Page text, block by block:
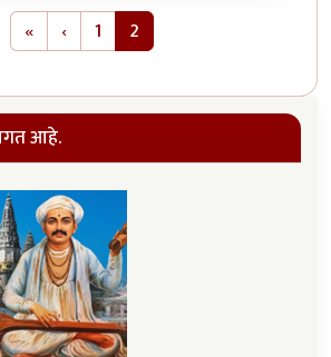
«First page
‹Previous page
1 2
आहे.